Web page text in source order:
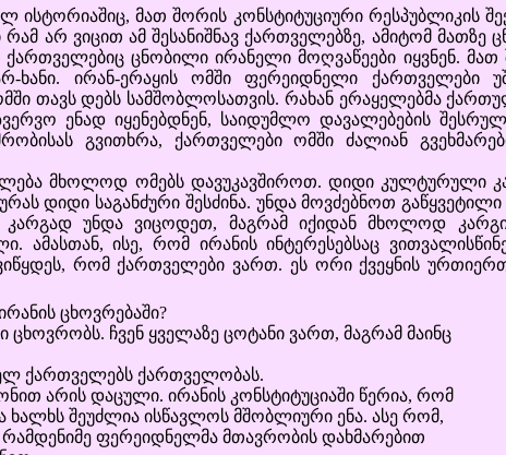
მათ შორის კონსტიტუციური რესპუბლიკის
არ ვიცით ამ შესანიშნავ ქართველებზე, ამიტომ მათზე
ქართველებიც ცნობილი ირანელი მოღვაწეები იყვნენ.
ხანი. ირან-ერაყის ომში ფერეიდნელი ქართველები
თავს დებს სამშობლოსათვის. რახან ერაყელებმა
ენად იყენებდნენ, საიდუმლო დავალებების
გვითხრა, ქართველები ომში ძალიან
მხოლოდ ომებს დავუკავშიროთ. დიდი კულტურული
დიდი საგანძური შესძინა. უნდა მოვძებნოთ გაწყვეტილი
უნდა ვიცოდეთ, მაგრამ იქიდან მხოლოდ
ამასთან, ისე, რომ ირანის ინტერესებსაც
რომ ქართველები ვართ. ეს ორი ქვეყნის
ცხოვრებაში?
ცხოვრობს. ჩვენ ყველაზე ცოტანი ვართ, მაგრამ მაინც
ქართველებს ქართველობას.
არის დაცული. ირანის კონსტიტუციაში წერია, რომ
ხალხს შეუძლია ისწავლოს მშობლიური ენა. ასე რომ,
რამდენიმე ფერეიდნელმა მთავრობის დახმარებით